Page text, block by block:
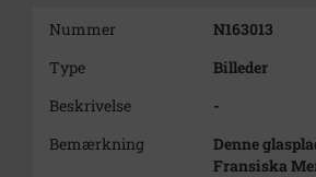
Nummer
N163013
Type
Billeder
Beskrivelse
-
Bemærkning
Denne
Fransiska